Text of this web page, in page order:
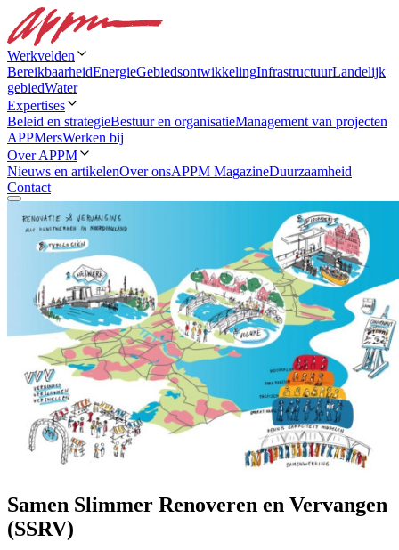
Werkvelden
BereikbaarheidEnergieGebiedsontwikkelingInfrastructuurLandelijk
gebiedWater
Expertises
Beleid en strategieBestuur en organisatieManagement van projecten
APPMersWerken bij
Over APPM
Nieuws en artikelenOver onsAPPM MagazineDuurzaamheid
Contact
Samen Slimmer Renoveren en Vervangen
(SSRV)